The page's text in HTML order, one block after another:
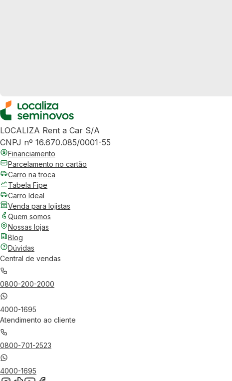
LOCALIZA Rent a Car S/A
CNPJ nº 16.670.085/0001-55
Financiamento
Parcelamento no cartão
Carro na troca
Tabela Fipe
Carro Ideal
Venda para lojistas
Quem somos
Nossas lojas
Blog
Dúvidas
Central de vendas
0800-200-2000
4000-1695
Atendimento ao cliente
0800-701-2523
4000-1695